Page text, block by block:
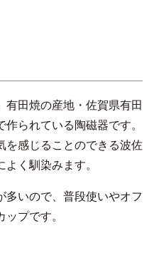
有田焼の産地・佐賀県有田
られている陶磁器です。
を感じることのできる波佐
く馴染みます。
多いので、普段使いやオフ
プです。